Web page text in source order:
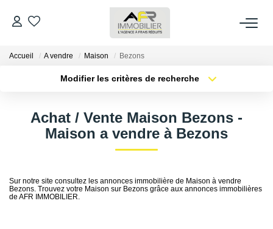
ACHETER
ESTIMER
Accueil A vendre Maison Bezons
Modifier les critères de recherche
Sélectionnez...
Type de bien
Surface min
Créer une alerte
Achat / Vente Maison Bezons -
Maison a vendre à Bezons
Sur notre site consultez les annonces immobilière de Maison à vendre
Bezons. Trouvez votre Maison sur Bezons grâce aux annonces immobilières
de AFR IMMOBILIER.